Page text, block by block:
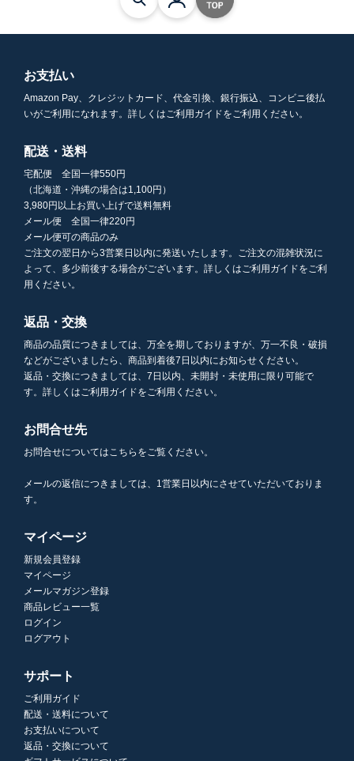
お支払い
Amazon Pay、クレジットカード、代金引換、銀行振込、コンビニ後払
いがご利用になれます。詳しくはご利用ガイドをご利用ください。
配送・送料
宅配便 全国一律550円
（北海道・沖縄の場合は1,100円）
3,980円以上お買い上げで送料無料
メール便 全国一律220円
メール便可の商品のみ
ご注文の翌日から3営業日以内に発送いたします。ご注文の混雑状況に
よって、多少前後する場合がございます。詳しくはご利用ガイドをご利
用ください。
返品・交換
商品の品質につきましては、万全を期しておりますが、万一不良・破損
などがございましたら、商品到着後7日以内にお知らせください。
返品・交換につきましては、7日以内、未開封・未使用に限り可能で
す。詳しくはご利用ガイドをご利用ください。
お問合せ先
お問合せについてはこちらをご覧ください。
メールの返信につきましては、1営業日以内にさせていただいておりま
す。
マイページ
新規会員登録
マイページ
メールマガジン登録
商品レビュー一覧
ログイン
ログアウト
サポート
ご利用ガイド
配送・送料について
お支払いについて
返品・交換について